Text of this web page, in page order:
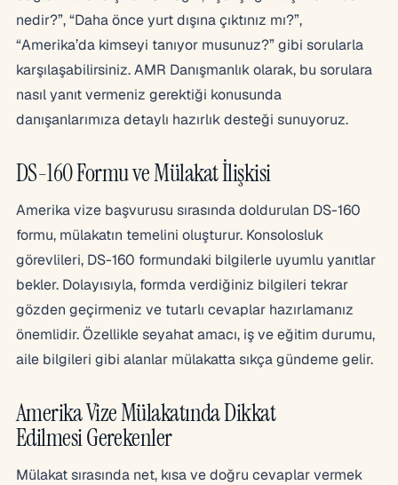
nedir?”, “Daha önce yurt dışına çıktınız mı?”,
“Amerika’da kimseyi tanıyor musunuz?” gibi sorularla
karşılaşabilirsiniz. AMR Danışmanlık olarak, bu sorulara
nasıl yanıt vermeniz gerektiği konusunda
danışanlarımıza detaylı hazırlık desteği sunuyoruz.
DS-160 Formu ve Mülakat İlişkisi
Amerika vize başvurusu sırasında doldurulan DS-160
formu, mülakatın temelini oluşturur. Konsolosluk
görevlileri, DS-160 formundaki bilgilerle uyumlu yanıtlar
bekler. Dolayısıyla, formda verdiğiniz bilgileri tekrar
gözden geçirmeniz ve tutarlı cevaplar hazırlamanız
önemlidir. Özellikle seyahat amacı, iş ve eğitim durumu,
aile bilgileri gibi alanlar mülakatta sıkça gündeme gelir.
Amerika Vize Mülakatında Dikkat
Edilmesi Gerekenler
Mülakat sırasında net, kısa ve doğru cevaplar vermek